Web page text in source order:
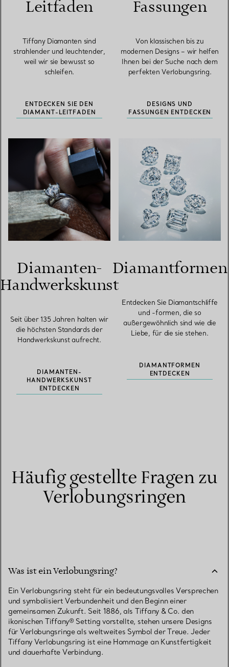
Leitfaden
Tiffany Diamanten sind
strahlender und leuchtender,
weil wir sie bewusst so
schleifen.
ENTDECKEN SIE DEN
DIAMANT-LEITFADEN
Fassungen
Von klassischen bis zu
modernen Designs – wir helfen
Ihnen bei der Suche nach dem
perfekten Verlobungsring.
DESIGNS UND
FASSUNGEN ENTDECKEN
Diamanten-
Handwerkskunst
Seit über 135 Jahren halten wir
die höchsten Standards der
Handwerkskunst aufrecht.
DIAMANTEN-
HANDWERKSKUNST
ENTDECKEN
Diamantformen
Entdecken Sie Diamantschliffe
und -formen, die so
außergewöhnlich sind wie die
Liebe, für die sie stehen.
DIAMANTFORMEN
ENTDECKEN
Häufig gestellte Fragen zu
Verlobungsringen
Was ist ein Verlobungsring?
Ein Verlobungsring steht für ein bedeutungsvolles Versprechen
und symbolisiert Verbundenheit und den Beginn einer
gemeinsamen Zukunft. Seit 1886, als Tiffany & Co. den
ikonischen Tiffany® Setting vorstellte, stehen unsere Designs
für Verlobungsringe als weltweites Symbol der Treue. Jeder
Tiffany Verlobungsring ist eine Hommage an Kunstfertigkeit
und dauerhafte Verbindung.